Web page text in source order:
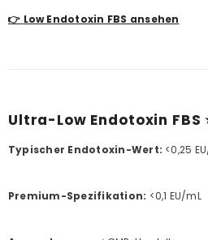
👉 Low Endotoxin FBS ansehen
Ultra-Low Endotoxin FBS
Typischer Endotoxin-Wert: <0,25
Premium-Spezifikation: <0,1 EU/mL